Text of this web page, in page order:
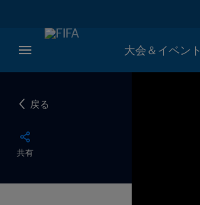
大会＆イベント
戻る
共有